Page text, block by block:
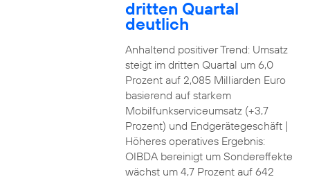
dritten Quartal
deutlich
Anhaltend positiver Trend: Umsatz
steigt im dritten Quartal um 6,0
Prozent auf 2,085 Milliarden Euro
basierend auf starkem
Mobilfunkserviceumsatz (+3,7
Prozent) und Endgerätegeschäft |
Höheres operatives Ergebnis:
OIBDA bereinigt um Sondereffekte
wächst um 4,7 Prozent auf 642